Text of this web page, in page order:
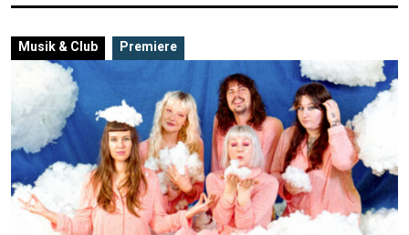
Musik & Club Premiere